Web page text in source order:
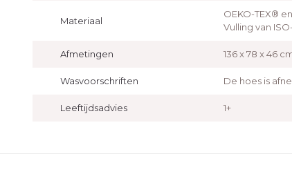
Materiaal
OEKO-TEX®
Vulling van
Afmetingen 136 x 78 x 46
Wasvoorschriften De hoes is
Leeftijdsadvies 1+